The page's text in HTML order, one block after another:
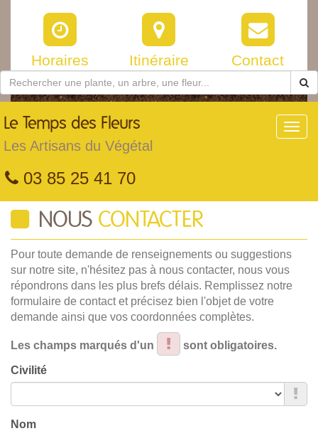
Horaires Itinéraire Contact
Le Temps des Fleurs
Les Artisans du Végétal
03 85 25 41 70
NOUS CONTACTER
Pour toute demande de renseignements ou suggestions
sur notre site, n'hésitez pas à nous contacter, nous vous
répondrons dans les plus brefs délais. Remplissez notre
formulaire de contact et précisez bien l'objet de votre
demande ainsi que vos coordonnées complètes.
Les champs marqués d'un sont obligatoires.
Civilité
Nom